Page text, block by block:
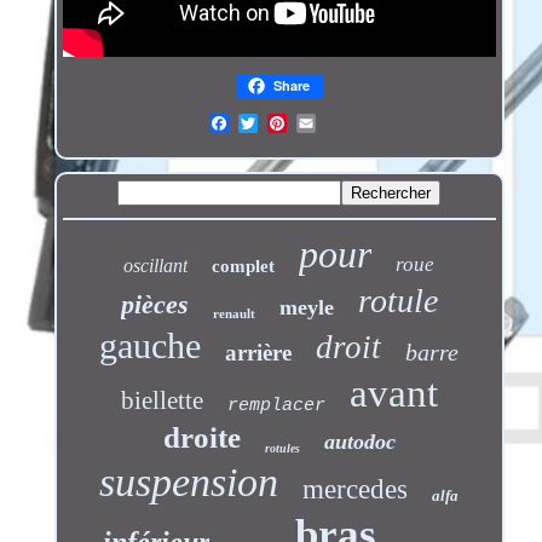
Share
oscillant complet pour roue
pièces renault meyle rotule
gauche arrière droit barre
biellette remplacer avant
droite rotules autodoc
suspension mercedes alfa